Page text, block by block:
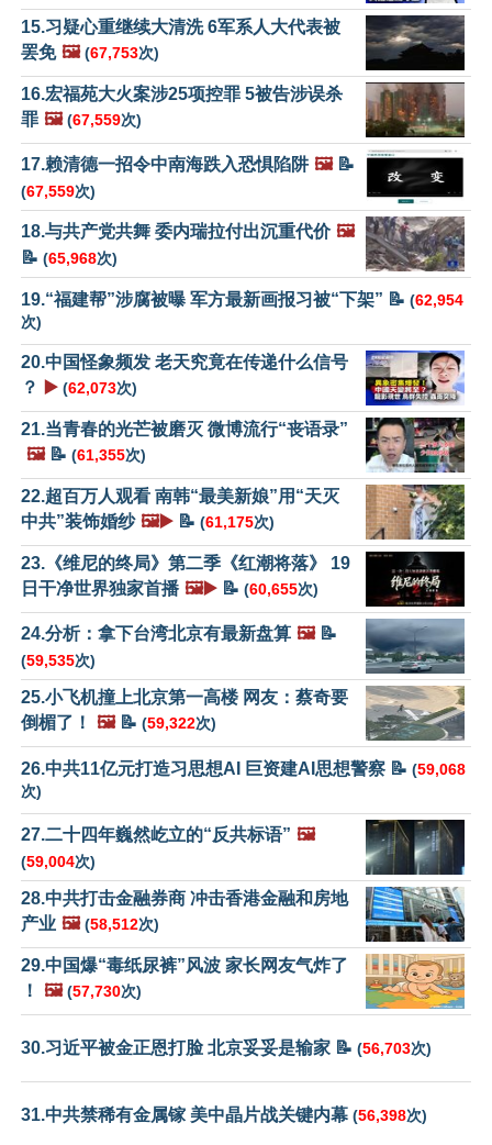
15.习疑心重继续大清洗 6军系人大代表被
罢免 🖼️ (67,753次)
16.宏福苑大火案涉25项控罪 5被告涉误杀
罪 🖼️ (67,559次)
17.赖清德一招令中南海跌入恐惧陷阱 🖼️📝
(67,559次)
18.与共产党共舞 委内瑞拉付出沉重代价 🖼️
📝 (65,968次)
19.“福建帮”涉腐被曝 军方最新画报习被“下架” 📝 (62,954
次)
20.中国怪象频发 老天究竟在传递什么信号
？
▶️ (62,073次)
21.当青春的光芒被磨灭 微博流行“丧语录”
🖼️📝 (61,355次)
22.超百万人观看 南韩“最美新娘”用“天灭
中共”装饰婚纱 🖼️▶️ 📝 (61,175次)
23.《维尼的终局》第二季《红潮将落》 19
日干净世界独家首播 🖼️▶️ 📝 (60,655次)
24.分析：拿下台湾北京有最新盘算 🖼️📝
(59,535次)
25.小飞机撞上北京第一高楼 网友：蔡奇要
倒楣了！
🖼️📝 (59,322次)
26.中共11亿元打造习思想AI 巨资建AI思想警察 📝 (59,068
次)
27.二十四年巍然屹立的“反共标语” 🖼️
(59,004次)
28.中共打击金融券商 冲击香港金融和房地
产业 🖼️ (58,512次)
29.中国爆“毒纸尿裤”风波 家长网友气炸了
！
🖼️ (57,730次)
30.习近平被金正恩打脸 北京妥妥是输家 📝 (56,703次)
31.中共禁稀有金属镓 美中晶片战关键内幕 (56,398次)